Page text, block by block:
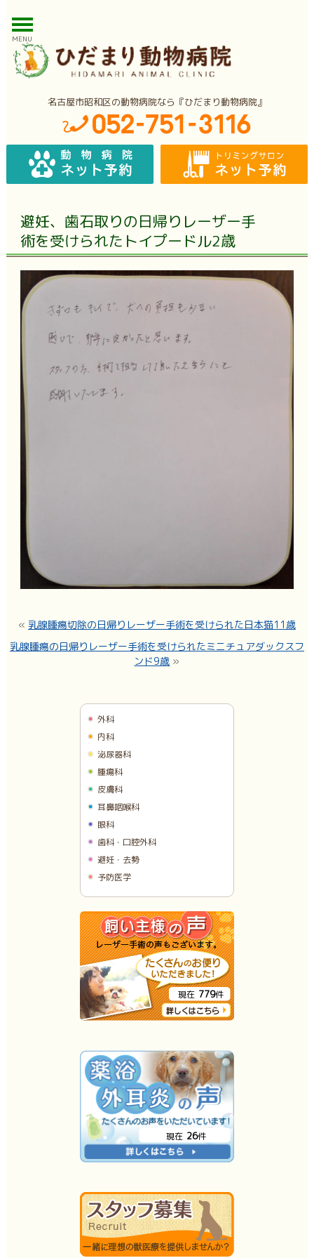
MENU
名古屋市昭和区の動物病院なら『ひだまり動物病院』
避妊、歯石取りの日帰りレーザー手
術を受けられたトイプードル2歳
« 乳腺腫瘍切除の日帰りレーザー手術を受けられた日本猫11歳
乳腺腫瘍の日帰りレーザー手術を受けられたミニチュアダックスフ
ンド9歳 »
外科
内科
泌尿器科
腫瘍科
皮膚科
耳鼻咽喉科
眼科
歯科・口腔外科
避妊・去勢
予防医学
現在 779件
現在 26件